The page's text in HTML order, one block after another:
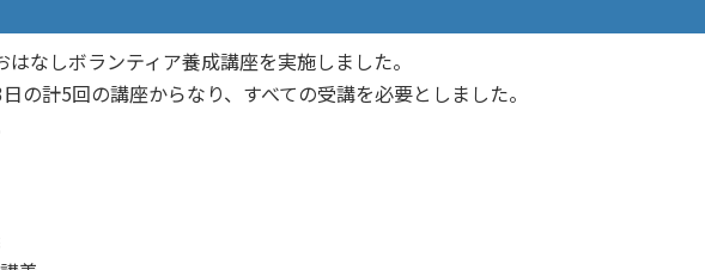
なしボランティア養成講座を実施しました。
の計5回の講座からなり、すべての受講を必要としました。